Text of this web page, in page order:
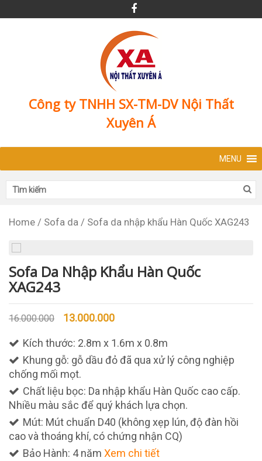
Công ty TNHH SX-TM-DV Nội Thất
Xuyên Á
MENU
Home / Sofa da / Sofa da nhập khẩu Hàn Quốc XAG243
Sofa Da Nhập Khẩu Hàn Quốc
XAG243
16.000.000 13.000.000
Kích thước: 2.8m x 1.6m x 0.8m
Khung gỗ: gỗ dầu đỏ đã qua xử lý công nghiệp
chống mối mọt.
Chất liệu bọc: Da nhập khẩu Hàn Quốc cao cấp.
Nhiều màu sắc để quý khách lựa chọn.
Mút: Mút chuẩn D40 (không xẹp lún, độ đàn hồi
cao và thoáng khí, có chứng nhận CQ)
Bảo Hành: 4 năm Xem chi tiết